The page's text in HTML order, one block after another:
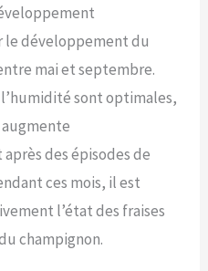
le développement du
mai et septembre.
sont optimales,
des épisodes de
ces mois, il est
l’état des fraises
champignon.